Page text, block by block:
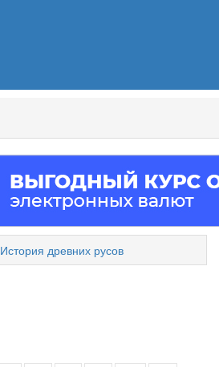
История древних русов